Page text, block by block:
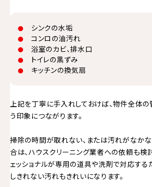
シンクの水垢
コンロの油汚れ
浴室のカビ、排水口
トイレの黒ずみ
キッチンの換気扇
上記を丁寧に手入れしておけば、物件全体
う印象につながります。
掃除の時間が取れない、または汚れがなか
合は、ハウスクリーニング業者への依頼も検
ェッショナルが専用の道具や洗剤で対応する
しきれない汚れもきれいになります。